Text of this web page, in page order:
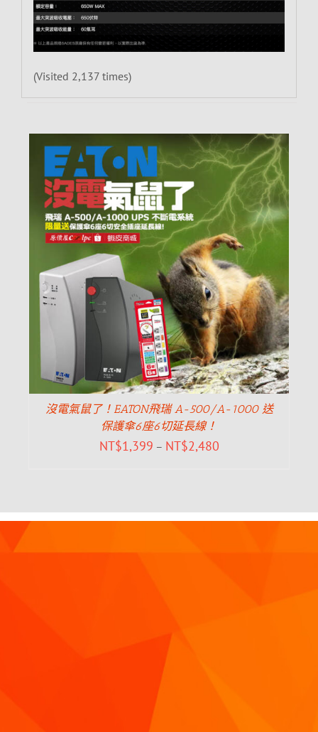
(Visited 2,137 times)
沒電氣鼠了！EATON飛瑞 A-500/A-1000 送
保護傘6座6切延長線！
NT$1,399 – NT$2,480